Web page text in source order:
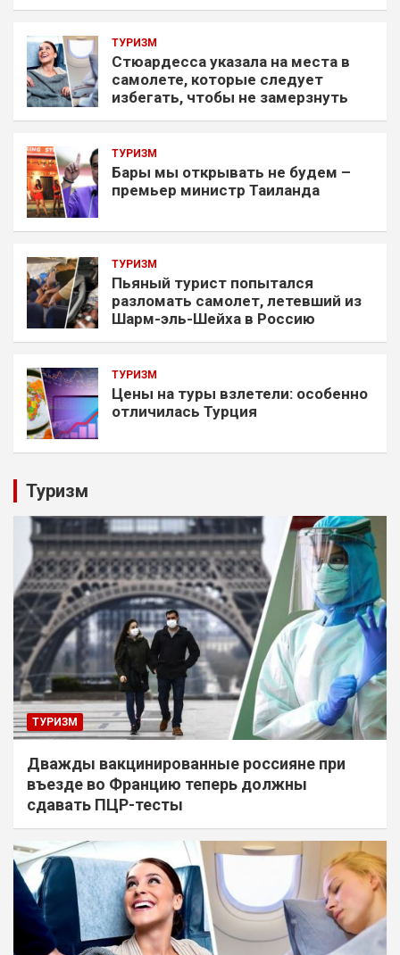
ТУРИЗМ
Стюардесса указала на места в
самолете, которые следует
избегать, чтобы не замерзнуть
ТУРИЗМ
Бары мы открывать не будем –
премьер министр Таиланда
ТУРИЗМ
Пьяный турист попытался
разломать самолет, летевший из
Шарм-эль-Шейха в Россию
ТУРИЗМ
Цены на туры взлетели: особенно
отличилась Турция
Туризм
ТУРИЗМ
Дважды вакцинированные россияне при
въезде во Францию теперь должны
сдавать ПЦР-тесты